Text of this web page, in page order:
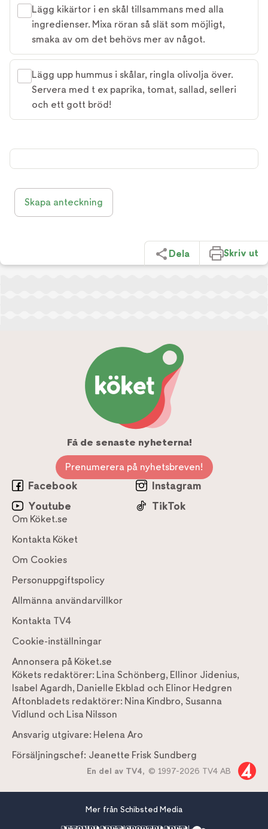
Lägg kikärtor i en skål tillsammans med alla
ingredienser. Mixa röran så slät som möjligt,
smaka av om det behövs mer av något.
Lägg upp hummus i skålar, ringla olivolja över.
Servera med t ex paprika, tomat, sallad, selleri
och ett gott bröd!
Skapa anteckning
Dela Skriv ut
Få de senaste nyheterna!
Prenumerera på nyhetsbreven!
Facebook
Instagram
Youtube
TikTok
Om Köket.se
Kontakta Köket
Om Cookies
Personuppgiftspolicy
Allmänna användarvillkor
Kontakta TV4
Cookie-inställningar
Annonsera på Köket.se
Kökets redaktörer: Lina Schönberg, Ellinor Jidenius,
Isabel Agardh, Danielle Ekblad och Elinor Hedgren
Aftonbladets redaktörer: Nina Kindbro, Susanna
Vidlund och Lisa Nilsson
Ansvarig utgivare: Helena Aro
Försäljningschef: Jeanette Frisk Sundberg
En del av TV4, © 1997-2026 TV4 AB
Mer från Schibsted Media